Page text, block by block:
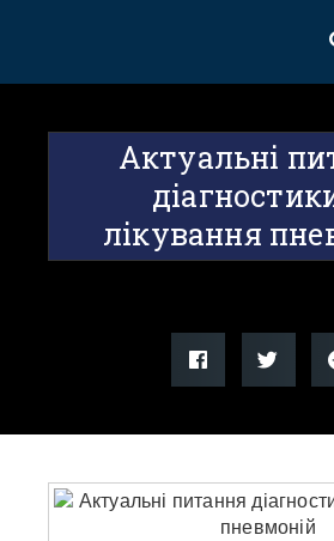
Актуальні
лікування